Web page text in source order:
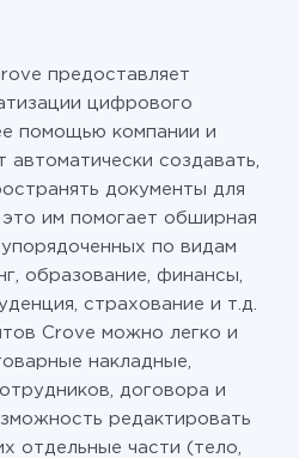
необходимости. Подробнее
предоставляет
цифрового
помощью компании и
создавать,
документы для
им помогает обширная
по видам
образование, финансы,
страхование и т.д.
Crove можно легко и
накладные,
договора и
редактировать
отдельные части (тело,